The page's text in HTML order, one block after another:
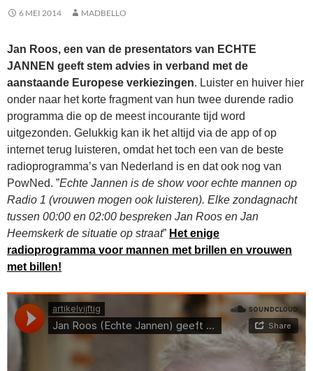
6 MEI 2014 MADBELLO
Jan Roos, een van de presentators van ECHTE
JANNEN geeft stem advies in verband met de
aanstaande Europese verkiezingen. Luister en huiver hier
onder naar het korte fragment van hun twee durende radio
programma die op de meest incourante tijd word
uitgezonden. Gelukkig kan ik het altijd via de app of op
internet terug luisteren, omdat het toch een van de beste
radioprogramma’s van Nederland is en dat ook nog van
PowNed. ”Echte Jannen is de show voor echte mannen op
Radio 1 (vrouwen mogen ook luisteren). Elke zondagnacht
tussen 00:00 en 02:00 bespreken Jan Roos en Jan
Heemskerk de situatie op straat” Het enige
radioprogramma voor mannen met brillen en vrouwen
met billen!